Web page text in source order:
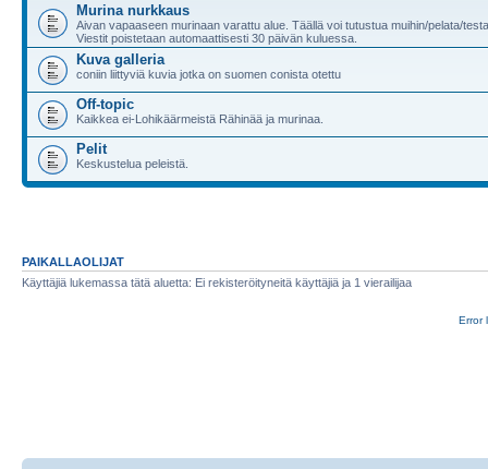
Murina nurkkaus
Aivan vapaaseen murinaan varattu alue. Täällä voi tutustua muihin/pelata/
Viestit poistetaan automaattisesti 30 päivän kuluessa.
Kuva galleria
coniin liittyviä kuvia jotka on suomen conista otettu
Off-topic
Kaikkea ei-Lohikäärmeistä Rähinää ja murinaa.
Pelit
Keskustelua peleistä.
PAIKALLAOLIJAT
Käyttäjiä lukemassa tätä aluetta: Ei rekisteröityneitä käyttäjiä ja 1 vierailijaa
Error